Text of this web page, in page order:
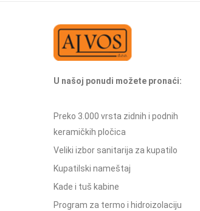
U našoj ponudi možete pronaći:
Preko 3.000 vrsta zidnih i podnih
keramičkih pločica
Veliki izbor sanitarija za kupatilo
Kupatilski nameštaj
Kade i tuš kabine
Program za termo i hidroizolaciju